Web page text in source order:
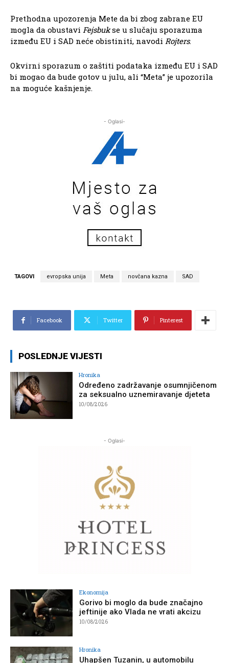
Prethodna upozorenja Mete da bi zbog zabrane EU
mogla da obustavi Fejsbukse u slučaju sporazuma
između EU i SAD neće obistiniti, navodi Rojters.
Okvirni sporazum o zaštiti podataka između EU i SAD
bi mogao da bude gotov u julu, ali “Meta” je upozorila
na moguće kašnjenje.
- Oglasi-
TAGOVI evropska unija Meta novčana kazna SAD
Facebook Twitter Pinterest
POSLEDNJE VIJESTI
Hronika
Određeno zadržavanje osumnjičenom
za seksualno uznemiravanje djeteta
10/08/2026
- Oglasi-
Ekonomija
Gorivo bi moglo da bude značajno
jeftinije ako Vlada ne vrati akcizu
10/08/2026
Hronika
Uhapšen Tuzanin, u automobilu